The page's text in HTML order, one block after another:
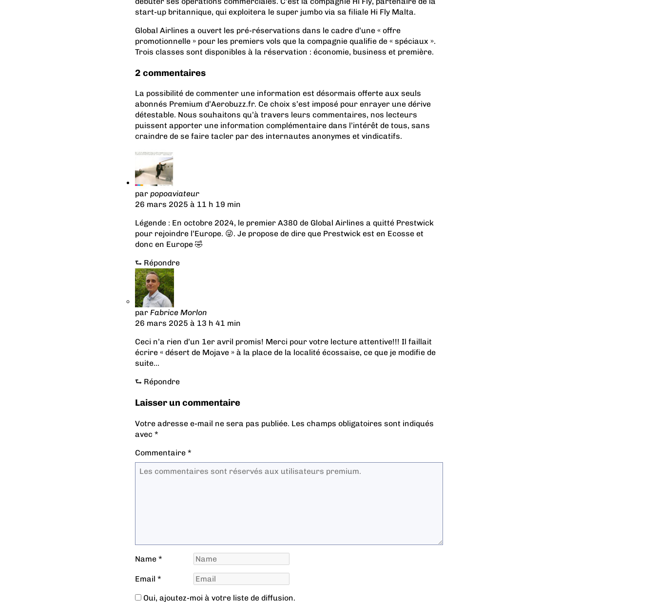
start-up britannique, qui exploitera le super jumbo via sa filiale Hi Fly Malta.
Global Airlines a ouvert les pré-réservations dans le cadre d’une « offre
promotionnelle » pour les premiers vols que la compagnie qualifie de « spéciaux ».
Trois classes sont disponibles à la réservation : économie, business et première.
2 commentaires
La possibilité de commenter une information est désormais offerte aux seuls
abonnés Premium d’Aerobuzz.fr. Ce choix s’est imposé pour enrayer une dérive
détestable. Nous souhaitons qu’à travers leurs commentaires, nos lecteurs
puissent apporter une information complémentaire dans l’intérêt de tous, sans
craindre de se faire tacler par des internautes anonymes et vindicatifs.
par popoaviateur
26 mars 2025 à 11 h 19 min
Légende : En octobre 2024, le premier A380 de Global Airlines a quitté Prestwick
pour rejoindre l’Europe. 😜. Je propose de dire que Prestwick est en Ecosse et
donc en Europe 🤣
⮑ Répondre
par Fabrice Morlon
26 mars 2025 à 13 h 41 min
Ceci n’a rien d’un 1er avril promis! Merci pour votre lecture attentive!!! Il faillait
écrire « désert de Mojave » à la place de la localité écossaise, ce que je modifie de
suite…
⮑ Répondre
Laisser un commentaire
Votre adresse e-mail ne sera pas publiée. Les champs obligatoires sont indiqués
avec *
Commentaire *
Name *
Email *
Oui, ajoutez-moi à votre liste de diffusion.